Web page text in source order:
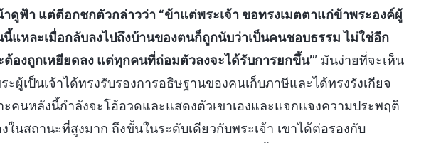
ฟ้า แต่ตีอกชกตัวกล่าวว่า “ข้าแต่พระเจ้า ขอทรงเมตตาแก่ข้าพระองค์ผู้
นี้แหละเมื่อกลับลงไปถึงบ้านของตนก็ถูกนับว่าเป็นคนชอบธรรม ไม่ใช่อีก
องถูกเหยียดลง แต่ทุกคนที่ถ่อมตัวลงจะได้รับการยกขึ้น’” มันง่ายที่จะเห็น
ผู้เป็นเจ้าได้ทรงรับรองการอธิษฐานของคนเก็บภาษีและได้ทรงรังเกียจ
คนหลังนี้กำลังจะโอ้อวดและแสดงตัวเขาเองและแจกแจงความประพฤติ
งในสถานะที่สูงมาก ถึงขั้นในระดับเดียวกับพระเจ้า เขาได้ต่อรองกับ